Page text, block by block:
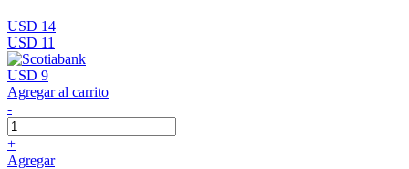
USD 14
USD 11
USD 9
Agregar al carrito
-
+
Agregar